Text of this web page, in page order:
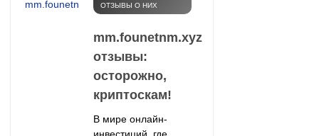
ОТЗЫВЫ О НИХ
mm.founetnm.xyz
отзывы:
осторожно,
криптоскам!
В мире онлайн-
инвестиций, где